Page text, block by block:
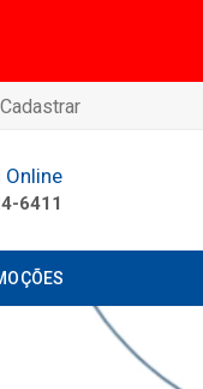
Online
6411